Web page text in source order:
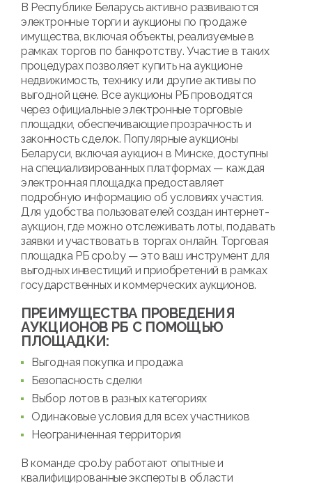
В Республике Беларусь активно развиваются
электронные торги и аукционы по продаже
имущества, включая объекты, реализуемые в
рамках торгов по банкротству. Участие в таких
процедурах позволяет купить на аукционе
недвижимость, технику или другие активы по
выгодной цене. Все аукционы РБ проводятся
через официальные электронные торговые
площадки, обеспечивающие прозрачность и
законность сделок. Популярные аукционы
Беларуси, включая аукцион в Минске, доступны
на специализированных платформах — каждая
электронная площадка предоставляет
подробную информацию об условиях участия.
Для удобства пользователей создан интернет-
аукцион, где можно отслеживать лоты, подавать
заявки и участвовать в торгах онлайн. Торговая
площадка РБ cpo.by — это ваш инструмент для
выгодных инвестиций и приобретений в рамках
государственных и коммерческих аукционов.
ПРЕИМУЩЕСТВА ПРОВЕДЕНИЯ
АУКЦИОНОВ РБ С ПОМОЩЬЮ
ПЛОЩАДКИ:
Выгодная покупка и продажа
Безопасность сделки
Выбор лотов в разных категориях
Одинаковые условия для всех участников
Неограниченная территория
В команде cpo.by работают опытные и
квалифицированные эксперты в области